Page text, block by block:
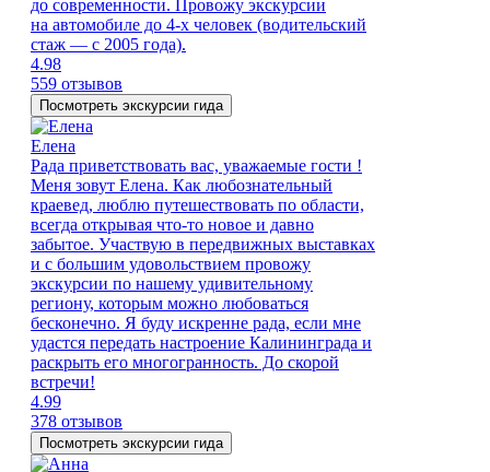
до современности. Провожу экскурсии
на автомобиле до 4-х человек (водительский
стаж — с 2005 года).
4.98
559 отзывов
Посмотреть экскурсии гида
Елена
Рада приветствовать вас, уважаемые гости !
Меня зовут Елена. Как любознательный
краевед, люблю путешествовать по области,
всегда открывая что-то новое и давно
забытое. Участвую в передвижных выставках
и с большим удовольствием провожу
экскурсии по нашему удивительному
региону, которым можно любоваться
бесконечно. Я буду искренне рада, если мне
удастся передать настроение Калининграда и
раскрыть его многогранность. До скорой
встречи!
4.99
378 отзывов
Посмотреть экскурсии гида